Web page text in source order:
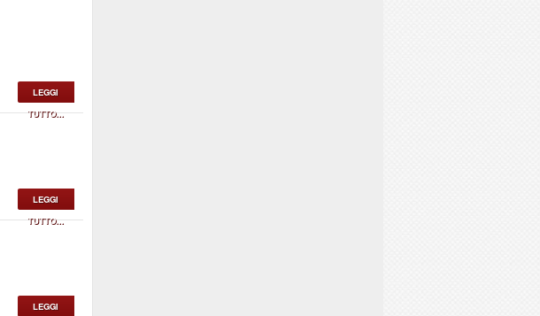
LEGGI
TUTTO...
LEGGI
TUTTO...
LEGGI